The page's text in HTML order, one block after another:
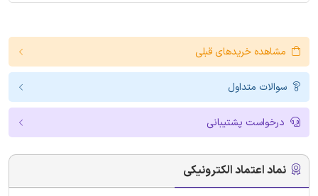
مشاهده خریدهای قبلی
سوالات متداول
درخواست پشتیبانی
نماد اعتماد الکترونیکی